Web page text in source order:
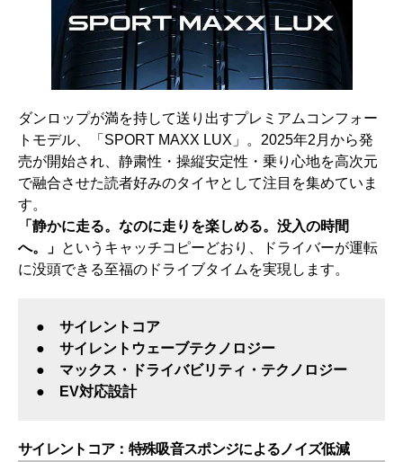
ダンロップが満を持して送り出すプレミアムコンフォー
トモデル、「SPORT MAXX LUX」。2025年2月から発
売が開始され、静粛性・操縦安定性・乗り心地を高次元
で融合させた読者好みのタイヤとして注目を集めていま
す。
「静かに走る。なのに走りを楽しめる。没入の時間
へ。」 というキャッチコピーどおり、ドライバーが運転
に没頭できる至福のドライブタイムを実現します。
● サイレントコア
● サイレントウェーブテクノロジー
● マックス・ドライバビリティ・テクノロジー
● EV対応設計
サイレントコア：特殊吸音スポンジによるノイズ低減